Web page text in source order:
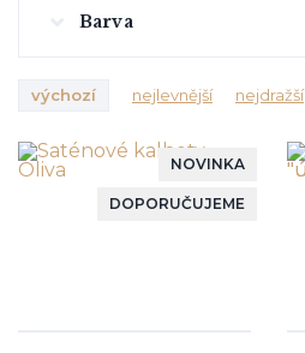
Barva
výchozí nejlevnější nejdražší
NOVINKA
DOPORUČUJEME